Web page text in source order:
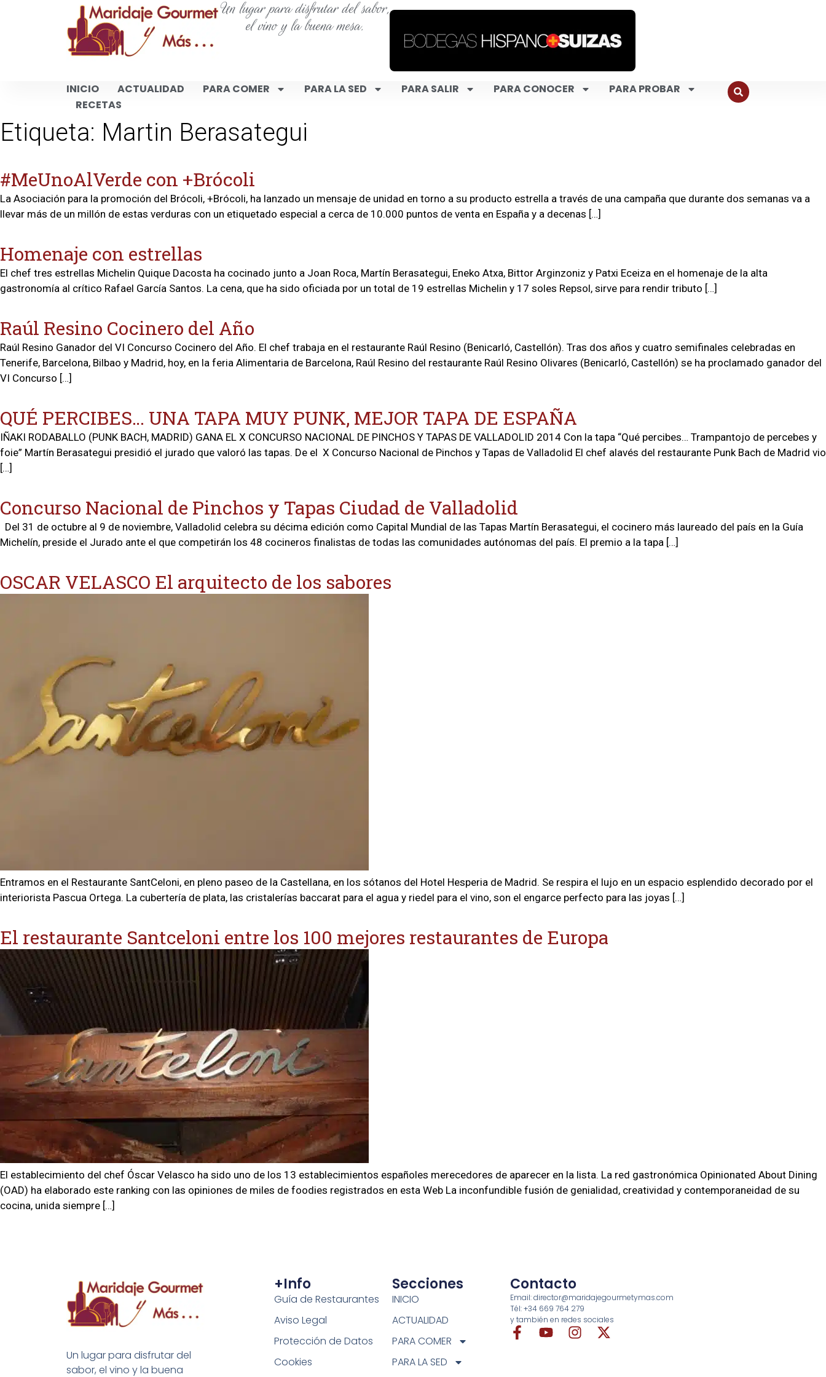
Un lugar para disfrutar del sabor,
el vino y la buena mesa.
INICIO ACTUALIDAD PARA COMER PARA LA SED PARA SALIR PARA CONOCER
PARA PROBAR
RECETAS
Etiqueta: Martin Berasategui
#MeUnoAlVerde con +Brócoli
La Asociación para la promoción del Brócoli, +Brócoli, ha lanzado un mensaje de unidad en torno a su producto estrella a través de una campaña que durante dos semanas va a
llevar más de un millón de estas verduras con un etiquetado especial a cerca de 10.000 puntos de venta en España y a decenas […]
Homenaje con estrellas
El chef tres estrellas Michelin Quique Dacosta ha cocinado junto a Joan Roca, Martín Berasategui, Eneko Atxa, Bittor Arginzoniz y Patxi Eceiza en el homenaje de la alta
gastronomía al crítico Rafael García Santos. La cena, que ha sido oficiada por un total de 19 estrellas Michelin y 17 soles Repsol, sirve para rendir tributo […]
Raúl Resino Cocinero del Año
Raúl Resino Ganador del VI Concurso Cocinero del Año. El chef trabaja en el restaurante Raúl Resino (Benicarló, Castellón). Tras dos años y cuatro semifinales celebradas en
Tenerife, Barcelona, Bilbao y Madrid, hoy, en la feria Alimentaria de Barcelona, Raúl Resino del restaurante Raúl Resino Olivares (Benicarló, Castellón) se ha proclamado ganador del
VI Concurso […]
QUÉ PERCIBES… UNA TAPA MUY PUNK, MEJOR TAPA DE ESPAÑA
IÑAKI RODABALLO (PUNK BACH, MADRID) GANA EL X CONCURSO NACIONAL DE PINCHOS Y TAPAS DE VALLADOLID 2014 Con la tapa “Qué percibes… Trampantojo de percebes y
foie” Martín Berasategui presidió el jurado que valoró las tapas. De el X Concurso Nacional de Pinchos y Tapas de Valladolid El chef alavés del restaurante Punk Bach de Madrid vio
[…]
Concurso Nacional de Pinchos y Tapas Ciudad de Valladolid
Del 31 de octubre al 9 de noviembre, Valladolid celebra su décima edición como Capital Mundial de las Tapas Martín Berasategui, el cocinero más laureado del país en la Guía
Michelín, preside el Jurado ante el que competirán los 48 cocineros finalistas de todas las comunidades autónomas del país. El premio a la tapa […]
OSCAR VELASCO El arquitecto de los sabores
Entramos en el Restaurante SantCeloni, en pleno paseo de la Castellana, en los sótanos del Hotel Hesperia de Madrid. Se respira el lujo en un espacio esplendido decorado por el
interiorista Pascua Ortega. La cubertería de plata, las cristalerías baccarat para el agua y riedel para el vino, son el engarce perfecto para las joyas […]
El restaurante Santceloni entre los 100 mejores restaurantes de Europa
El establecimiento del chef Óscar Velasco ha sido uno de los 13 establecimientos españoles merecedores de aparecer en la lista. La red gastronómica Opinionated About Dining
(OAD) ha elaborado este ranking con las opiniones de miles de foodies registrados en esta Web La inconfundible fusión de genialidad, creatividad y contemporaneidad de su
cocina, unida siempre […]
Un lugar para disfrutar del
sabor, el vino y la buena
+info
Guía de Restaurantes
Aviso Legal
Protección de Datos
Cookies
Secciones
INICIO
ACTUALIDAD
PARA COMER
PARA LA SED
Contacto
Email: director@maridajegourmetymas.com
Tél: +34 669 764 279
y también en redes sociales